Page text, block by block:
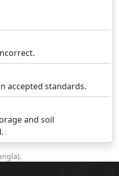
accepted standards.
and soil